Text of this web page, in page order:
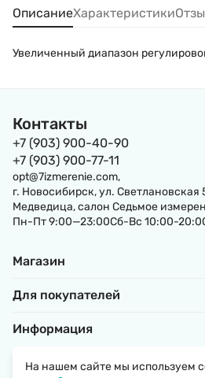
ОписаниеХарактеристики
Увеличенный диапазон
Контакты
+7 (903) 900-40-90
+7 (903) 900-77-11
opt@7izmerenie.com,
г. Новосибирск, ул. Светлановская
Медведица, салон Седьмое
Пн-Пт 9:00—23:00Сб-Вс 10:00-
Магазин
Для покупателей
Информация
На нашем сайте мы используем